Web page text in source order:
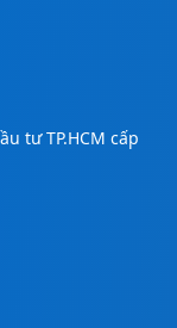
tư TP.HCM cấp